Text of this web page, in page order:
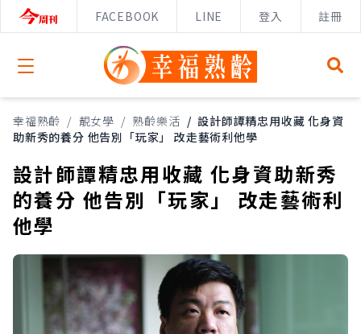
FACEBOOK LINE 登入 註冊
Open menu
幸福熟齡 / 靚女學 / 熟齡樂活 / 設計師譚精忠用收藏 化身資
助新秀的養分 他告別「玩家」 改走藝術利他學
設計師譚精忠用收藏 化身資助新秀
的養分 他告別「玩家」 改走藝術利
他學